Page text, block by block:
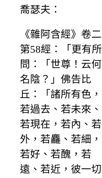
喬瑟夫：
《雜阿含經》卷二
第58經：「更有所
問：「世尊！云何
名陰？」佛告比
丘：「諸所有色，
若過去、若未來、
若現在，若內、若
外，若麤、若細，
若好、若醜，若
遠、若近，彼一切